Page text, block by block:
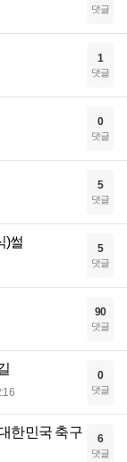
댓글
1
댓글
0
댓글
5
댓글
)썰 5
댓글
90
댓글
0
댓글
한민국 축구
6
댓글